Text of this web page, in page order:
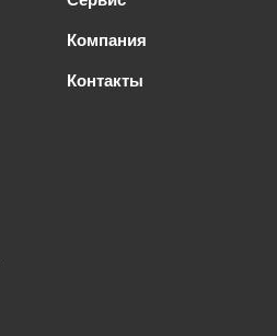
Компания
Контакты